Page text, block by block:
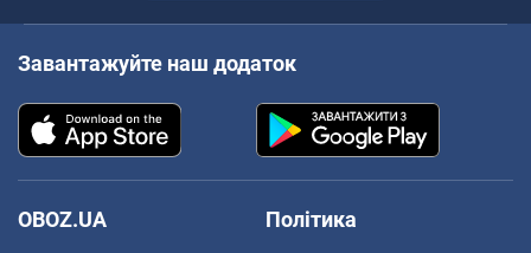
Завантажуйте наш додаток
OBOZ.UA
Політика